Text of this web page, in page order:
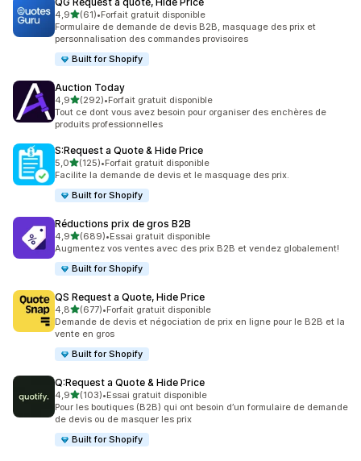
4,9étoile(s) sur 5
(61)
61 avis au total
•Forfait gratuit disponible
Formulaire de demande de devis B2B, masquage des prix et
personnalisation des commandes provisoires
Built for Shopify
Auction Today
4,9étoile(s) sur 5
(292)
292 avis au total
•Forfait gratuit disponible
Tout ce dont vous avez besoin pour organiser des enchères de
produits professionnelles
S:Request a Quote & Hide Price
5,0étoile(s) sur 5
(125)
125 avis au total
•Forfait gratuit disponible
Facilite la demande de devis et le masquage des prix.
Built for Shopify
Réductions prix de gros B2B
4,9étoile(s) sur 5
(689)
689 avis au total
•Essai gratuit disponible
Augmentez vos ventes avec des prix B2B et vendez globalement!
Built for Shopify
QS Request a Quote, Hide Price
4,8étoile(s) sur 5
(677)
677 avis au total
•Forfait gratuit disponible
Demande de devis et négociation de prix en ligne pour le B2B et la
vente en gros
Built for Shopify
Q:Request a Quote & Hide Price
4,9étoile(s) sur 5
(103)
103 avis au total
•Essai gratuit disponible
Pour les boutiques (B2B) qui ont besoin d’un formulaire de demande
de devis ou de masquer les prix
Built for Shopify